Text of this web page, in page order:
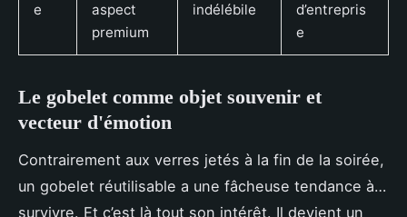
e
aspect
premium
indélébile
d’entrepris
e
Le gobelet comme objet souvenir et
vecteur d'émotion
Contrairement aux verres jetés à la fin de la soirée,
un gobelet réutilisable a une fâcheuse tendance à…
survivre. Et c’est là tout son intérêt. Il devient un